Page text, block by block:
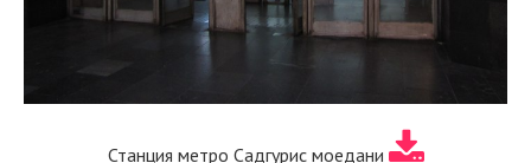
Станция метро Садгурис моедани